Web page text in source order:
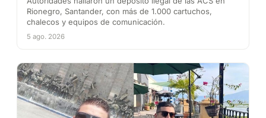
Rionegro, Santander, con más de 1.000 cartuchos,
chalecos y equipos de comunicación.
5 ago. 2026